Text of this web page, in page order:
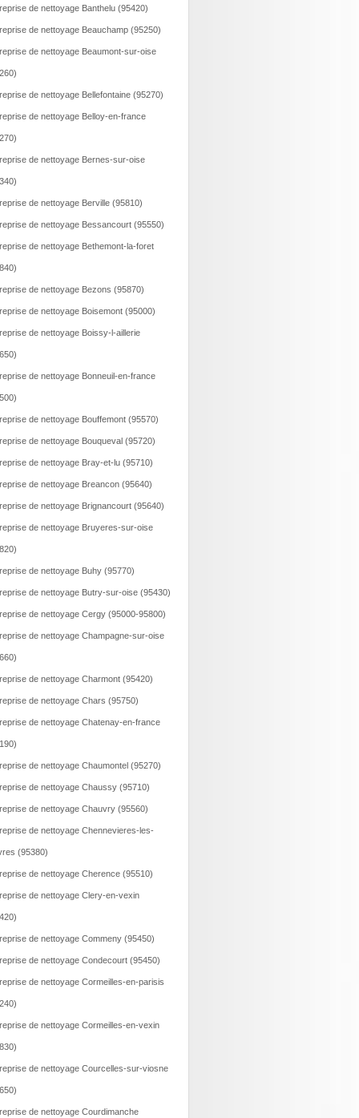
de nettoyage Banthelu (95420)
de nettoyage Beauchamp (95250)
de nettoyage Beaumont-sur-oise
de nettoyage Bellefontaine (95270)
de nettoyage Belloy-en-france
de nettoyage Bernes-sur-oise
de nettoyage Berville (95810)
de nettoyage Bessancourt (95550)
de nettoyage Bethemont-la-foret
de nettoyage Bezons (95870)
de nettoyage Boisemont (95000)
de nettoyage Boissy-l-aillerie
de nettoyage Bonneuil-en-france
de nettoyage Bouffemont (95570)
de nettoyage Bouqueval (95720)
de nettoyage Bray-et-lu (95710)
de nettoyage Breancon (95640)
de nettoyage Brignancourt (95640)
de nettoyage Bruyeres-sur-oise
de nettoyage Buhy (95770)
de nettoyage Butry-sur-oise (95430)
de nettoyage Cergy (95000-95800)
de nettoyage Champagne-sur-oise
de nettoyage Charmont (95420)
de nettoyage Chars (95750)
de nettoyage Chatenay-en-france
de nettoyage Chaumontel (95270)
de nettoyage Chaussy (95710)
de nettoyage Chauvry (95560)
de nettoyage Chennevieres-les-
(95380)
de nettoyage Cherence (95510)
de nettoyage Clery-en-vexin
de nettoyage Commeny (95450)
de nettoyage Condecourt (95450)
de nettoyage Cormeilles-en-parisis
de nettoyage Cormeilles-en-vexin
de nettoyage Courcelles-sur-viosne
de nettoyage Courdimanche